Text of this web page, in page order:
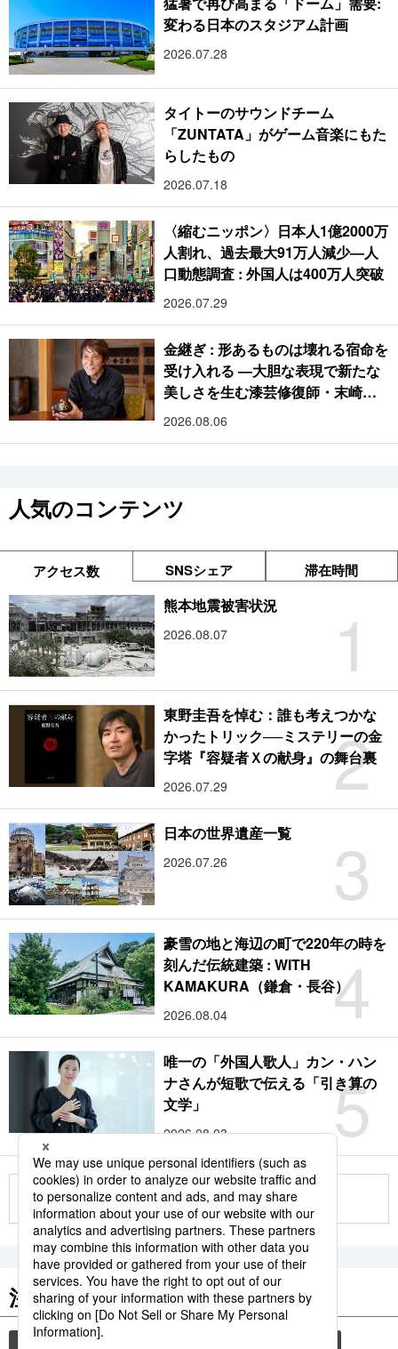
変わる日本のスタジアム計画
2026.07.28
タイトーのサウンドチーム
「ZUNTATA」がゲーム音楽にもた
らしたもの
2026.07.18
〈縮むニッポン〉日本人1億2000万
人割れ、過去最大91万人減少―人
口動態調査 : 外国人は400万人突破
2026.07.29
金継ぎ : 形あるものは壊れる宿命を
受け入れる ―大胆な表現で新たな
美しさを生む漆芸修復師・末崎広
樹
2026.08.06
人気のコンテンツ
アクセス数 SNSシェア 滞在時間
1
熊本地震被害状況
2026.08.07
2
東野圭吾を悼む：誰も考えつかな
かったトリック──ミステリーの金
字塔『容疑者Ｘの献身』の舞台裏
2026.07.29
3
日本の世界遺産一覧
2026.07.26
4
豪雪の地と海辺の町で220年の時を
刻んだ伝統建築 : WITH
KAMAKURA（鎌倉・長谷）
2026.08.04
5
唯一の「外国人歌人」カン・ハン
ナさんが短歌で伝える「引き算の
文学」
2026.08.03
もっと見る
注目のキーワード
共同通信ニュース